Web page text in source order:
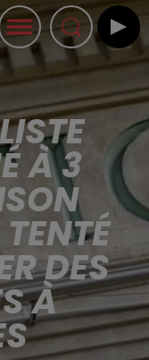
À 3
DES
À